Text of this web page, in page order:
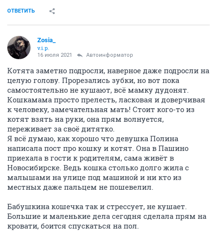
ОТВЕТИТЬ
Zosia_
v.i.p.
16 июля 2021 Автоинформатор
Котята заметно подросли, наверное даже подросли на
целую голову. Прорезались зубки, но вот пока
самостоятельно не кушают, всё мамку дудонят.
Кошкамама просто прелесть, ласковая и доверчивая
к человеку, замечательная мать! Стоит кого-то из
котят взять на руки, она прям волнуется,
переживает за своё дитятко.
Я всё думаю, как хорошо что девушка Полина
написала пост про кошку и котят. Она в Пашино
приехала в гости к родителям, сама живёт в
Новосибирске. Ведь кошка столько долго жила с
малышами на улице под машиной и ни кто из
местных даже пальцем не пошевелил.
Бабушкина кошечка так и стрессует, не кушает.
Большие и маленькие дела сегодня сделала прям на
кровати, боится спускаться на пол.